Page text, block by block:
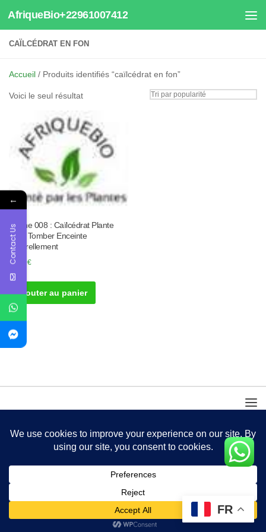
Au dessous du contenu
AfriqueBio+22961007412
CAÏLCÉDRAT EN FON
Accueil / Produits identifiés “caïlcédrat en fon”
Voici le seul résultat
Tisane 008 : Caïlcédrat Plante
Pour Tomber Enceinte
Naturellement
30.00€
Ajouter au panier
FR
←
Contact Us